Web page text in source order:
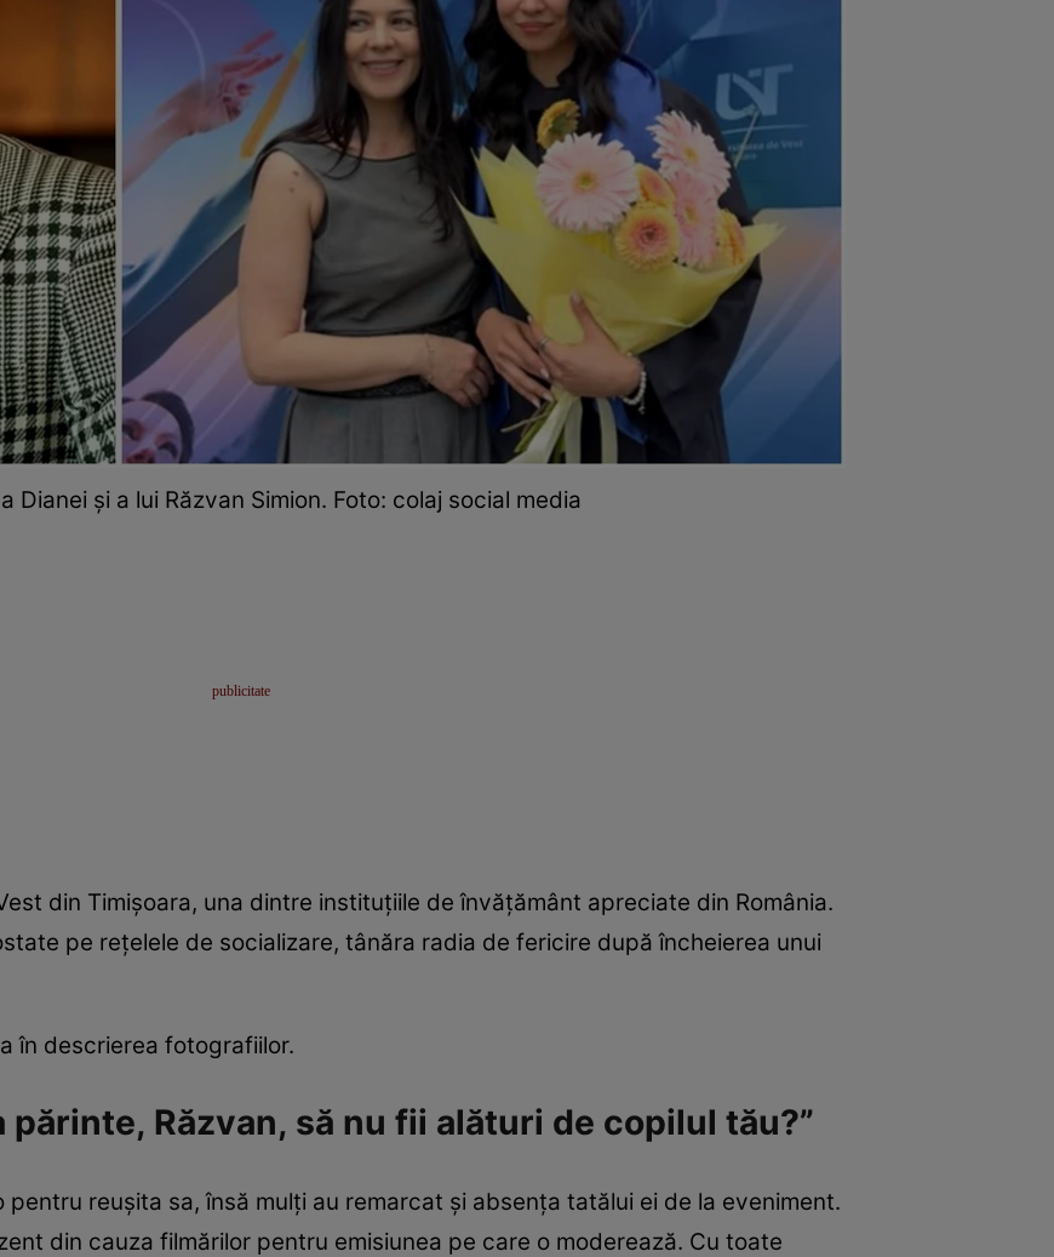
Dianei și a lui Răzvan Simion. Foto: colaj social media
din Timișoara, una dintre instituțiile de învățământ apreciate din România.
pe rețelele de socializare, tânăra radia de fericire după încheierea unui
în descrierea fotografiilor.
părinte, Răzvan, să nu fii alături de copilul tău?”
reușita sa, însă mulți au remarcat și absența tatălui ei de la eveniment.
din cauza filmărilor pentru emisiunea pe care o moderează. Cu toate